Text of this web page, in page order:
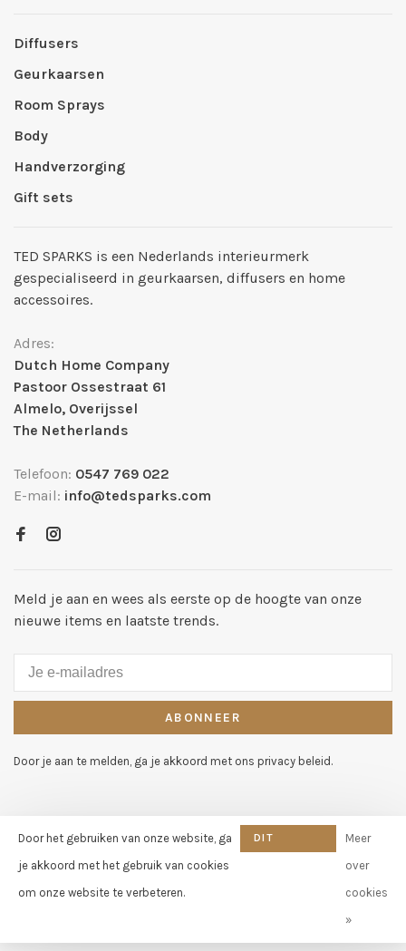
Diffusers
Geurkaarsen
Room Sprays
Body
Handverzorging
Gift sets
TED SPARKS is een Nederlands interieurmerk
gespecialiseerd in geurkaarsen, diffusers en home
accessoires.
Adres:
Dutch Home Company
Pastoor Ossestraat 61
Almelo, Overijssel
The Netherlands
Telefoon: 0547 769 022
E-mail: info@tedsparks.com
Meld je aan en wees als eerste op de hoogte van onze
nieuwe items en laatste trends.
ABONNEER
Door je aan te melden, ga je akkoord met ons privacy beleid.
© Copyright 2026 Dutch Home
06073466 - BTW nummer:
Door het gebruiken van onze website, ga
je akkoord met het gebruik van cookies
om onze website te verbeteren.
DIT
Meer
over
cookies
»